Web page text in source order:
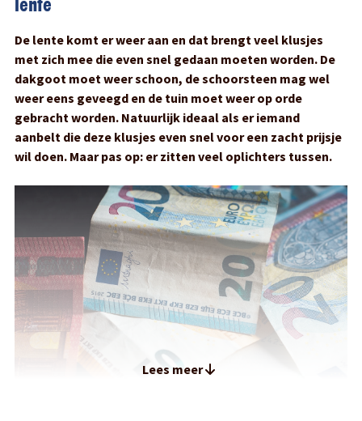
De lente komt er weer aan en dat brengt veel klusjes
met zich mee die even snel gedaan moeten worden. De
dakgoot moet weer schoon, de schoorsteen mag wel
weer eens geveegd en de tuin moet weer op orde
gebracht worden. Natuurlijk ideaal als er iemand
aanbelt die deze klusjes even snel voor een zacht prijsje
wil doen. Maar pas op: er zitten veel oplichters tussen.
Lees meer